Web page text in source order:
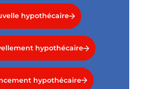
hypothécaire
hypothécaire
hypothécaire